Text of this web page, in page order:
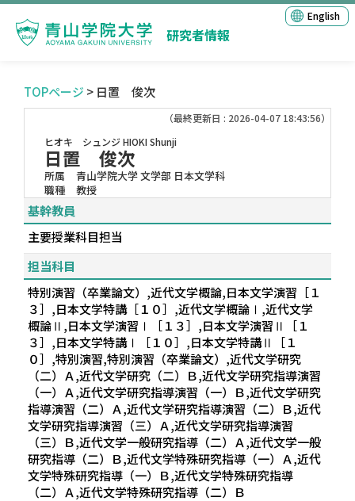
研究者情報
English
TOPページ > 日置 俊次
（最終更新日 : 2026-04-07 18:43:56）
ヒオキ シュンジ HIOKI Shunji
日置 俊次
所属
青山学院大学 文学部 日本文学科
職種
教授
基幹教員
主要授業科目担当
担当科目
特別演習（卒業論文）,近代文学概論,日本文学演習［１
３］,日本文学特講［１０］,近代文学概論Ⅰ,近代文学
概論Ⅱ,日本文学演習Ⅰ［１３］,日本文学演習Ⅱ［１
３］,日本文学特講Ⅰ［１０］,日本文学特講Ⅱ［１
０］,特別演習,特別演習（卒業論文）,近代文学研究
（二）Ａ,近代文学研究（二）Ｂ,近代文学研究指導演習
（一）Ａ,近代文学研究指導演習（一）Ｂ,近代文学研究
指導演習（二）Ａ,近代文学研究指導演習（二）Ｂ,近代
文学研究指導演習（三）Ａ,近代文学研究指導演習
（三）Ｂ,近代文学一般研究指導（二）Ａ,近代文学一般
研究指導（二）Ｂ,近代文学特殊研究指導（一）Ａ,近代
文学特殊研究指導（一）Ｂ,近代文学特殊研究指導
（二）Ａ,近代文学特殊研究指導（二）Ｂ